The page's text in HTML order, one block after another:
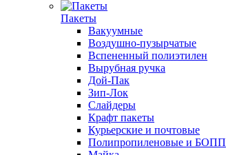
Пакеты
Вакуумные
Воздушно-пузырчатые
Вспененный полиэтилен
Вырубная ручка
Дой-Пак
Зип-Лок
Слайдеры
Крафт пакеты
Курьерские и почтовые
Полипропиленовые и БОПП